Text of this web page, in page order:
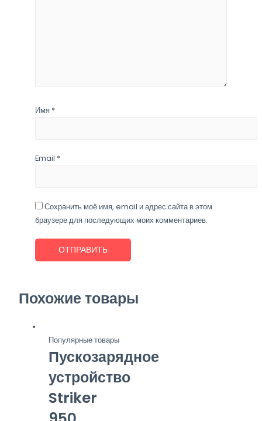
Имя *
Email *
Сохранить моё имя, email и адрес сайта в этом
браузере для последующих моих комментариев.
Похожие товары
Популярные товары
Пускозарядное
устройство
Striker